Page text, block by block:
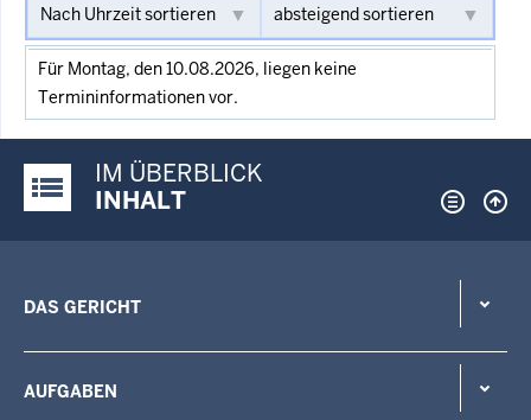
Für Montag, den 10.08.2026, liegen keine
Termininformationen vor.
Justiz-Portal im Überblick:
IM ÜBERBLICK
INHALT
DAS GERICHT
AUFGABEN